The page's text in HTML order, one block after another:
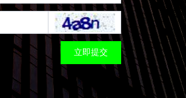
立即提交